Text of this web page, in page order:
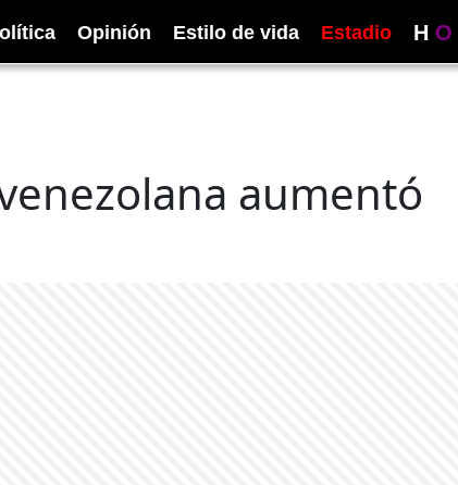
Opinión Estilo de vida Estadio H O
aumentó